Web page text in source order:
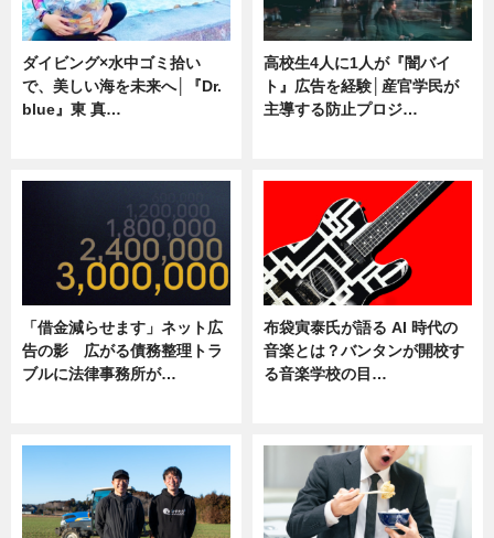
ダイビング×水中ゴミ拾い
で、美しい海を未来へ│『Dr.
blue』東 真…
高校生4人に1人が『闇バイ
ト』広告を経験│産官学民が
主導する防止プロジ…
「借金減らせます」ネット広
告の影 広がる債務整理トラ
ブルに法律事務所が…
布袋寅泰氏が語る AI 時代の
音楽とは？バンタンが開校す
る音楽学校の目…